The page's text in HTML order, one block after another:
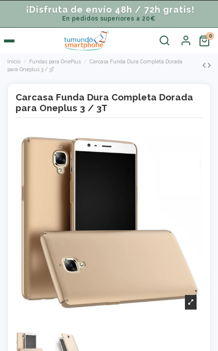
¡Disfruta de envío 48h / 72h gratis!
En pedidos superiores a 20€
Inicio Fundas para OnePlus
Carcasa Funda Dura Completa Dorada
para Oneplus 3 / 3T
Carcasa Funda Dura Completa Dorada
para Oneplus 3 / 3T